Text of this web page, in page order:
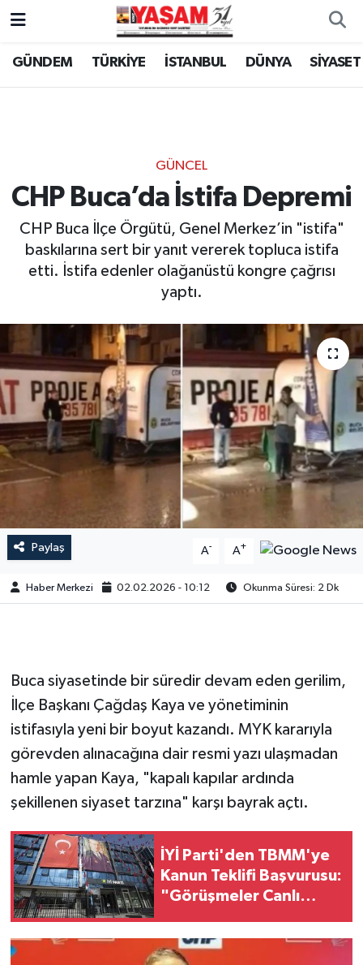
GÜNDEM TÜRKİYE İSTANBUL DÜNYA SİYASET
GÜNCEL
CHP Buca’da İstifa Depremi
CHP Buca İlçe Örgütü, Genel Merkez’in "istifa"
baskılarına sert bir yanıt vererek topluca istifa
etti. İstifa edenler olağanüstü kongre çağrısı
yaptı.
Paylaş A- A+
Haber Merkezi 02.02.2026 - 10:12 Okunma Süresi: 2 Dk
Buca siyasetinde bir süredir devam eden gerilim,
İlçe Başkanı Çağdaş Kaya ve yönetiminin
istifasıyla yeni bir boyut kazandı. MYK kararıyla
görevden alınacağına dair resmi yazı ulaşmadan
hamle yapan Kaya, "kapalı kapılar ardında
şekillenen siyaset tarzına" karşı bayrak açtı.
İYİ Parti'den TBMM'ye
Kanun Teklifi Başvurusu:
"Görüşmeler Canlı
Aileleri Dinlensin"